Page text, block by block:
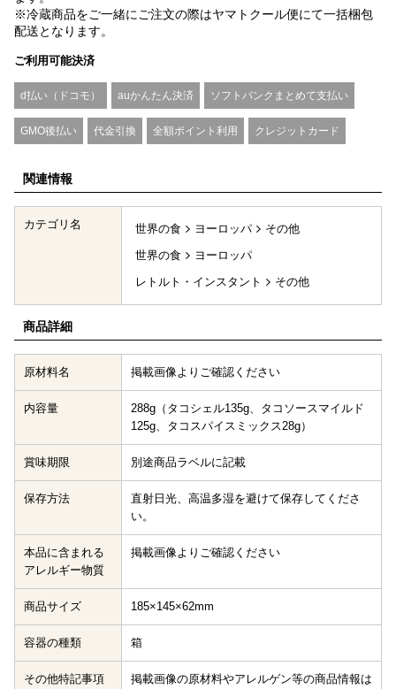
※冷蔵商品をご一緒にご注文の際はヤマトクール便にて一括梱包
配送となります。
ご利用可能決済
d払い（ドコモ） auかんたん決済 ソフトバンクまとめて支払い
GMO後払い 代金引換 全額ポイント利用 クレジットカード
関連情報
カテゴリ名 世界の食 ヨーロッパ
その他
世界の食
ヨーロッパ
レトルト・インスタント
その他
商品詳細
原材料名 掲載画像よりご確認ください
内容量
288g（タコシェル135g、タコソースマイルド
125g、タコスパイスミックス28g）
賞味期限 別途商品ラベルに記載
保存方法
直射日光、高温多湿を避けて保存してくださ
い。
本品に含まれる
アレルギー物質
掲載画像よりご確認ください
商品サイズ 185×145×62mm
容器の種類 箱
その他特記事項
掲載画像の原材料やアレルゲン等の商品情報は